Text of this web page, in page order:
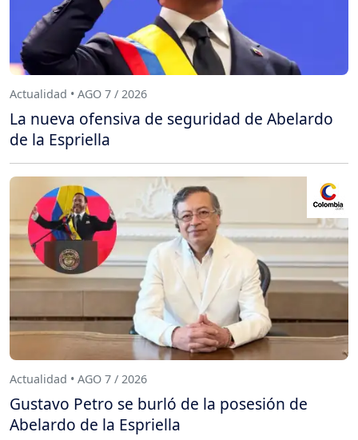
Actualidad • AGO 7 / 2026
La nueva ofensiva de seguridad de Abelardo
de la Espriella
Actualidad • AGO 7 / 2026
Gustavo Petro se burló de la posesión de
Abelardo de la Espriella